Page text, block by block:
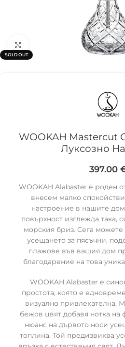
SOLD OUT
WOOKAH Mastercut
Луксозно
397.00
WOOKAH Alabaster е роден
внесем малко
настроение в нашите
повърхност изглежда така,
морския бриз. Сега можете
усещането за пясъчни,
плажове във вашия дом
благодарение на това
WOOKAH Alabaster е
простота, която е
визуално привлекателна.
бежов цвят добавя нотка на
нюанс на дървото носи
топлина. Той предизвиква